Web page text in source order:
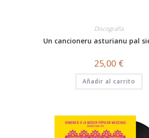
Discografía
Un cancioneru asturianu pal
25,00 €
Añadir al carrito